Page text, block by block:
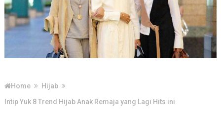
Home
Hijab
Intip Yuk 8 Trend Hijab Anak Remaja yang Lagi Hits ini